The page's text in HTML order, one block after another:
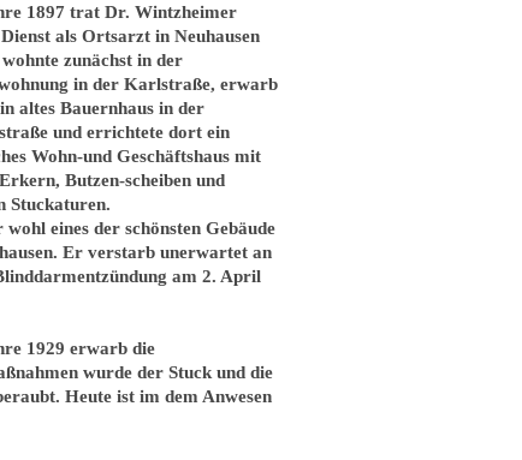
1897 trat Dr. Wintzheimer
Dienst als Ortsarzt in Neuhausen
zunächst in der
in der Karlstraße, erwarb
altes Bauernhaus in der
und errichtete dort ein
Wohn-und Geschäftshaus mit
Butzen-scheiben und
Stuckaturen.
wohl eines der schönsten Gebäude
Er verstarb unerwartet an
am 2. April
1929 erwarb die
wurde der Stuck und die
Heute ist im dem Anwesen